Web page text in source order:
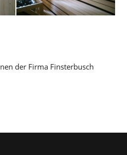
der Firma Finsterbusch